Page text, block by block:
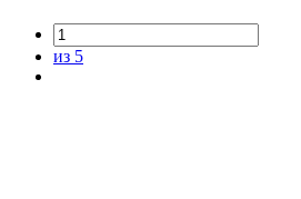
из 5